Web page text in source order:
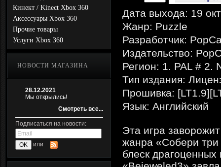
Кинект / Kinect Xbox 360
Аксессуары Xbox 360
Прочие товары
Услуги Xbox 360
НОВОСТИ МАГАЗИНА
28.12.2021
Мы открылись!
Смотреть все...
Подписаться на новости:
или
Дата выхода: 19
Жанр: Puzzle
Разработчик:
Издательство:
Регион: 1. PAL # 2.
Тип издания:
Прошивка:
Язык: Английский
Эта игра
жанра «Собери три
блеск